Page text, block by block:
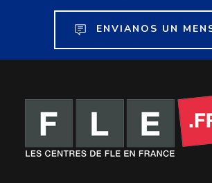
ENVIANOS UN